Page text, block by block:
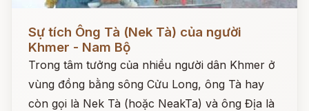
Sự tích Ông Tà (Nek Tà) của người
Khmer - Nam Bộ
Trong tâm tưởng của nhiều người dân Khmer ở
vùng đồng bằng sông Cửu Long, ông Tà hay
còn gọi là Nek Tà (hoặc NeakTa) và ông Địa là